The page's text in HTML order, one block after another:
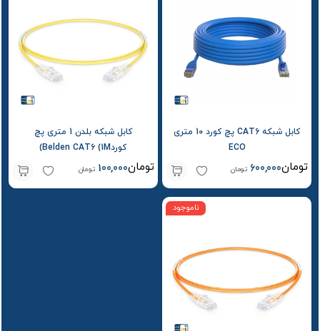
کابل شبکه CAT6 پچ کورد 10 متری
ECO
600,000 تومان تومان
کابل شبکه بلدن 1 متری پچ
کوردBelden CAT6 (1M)
100,000 تومان تومان
ناموجود